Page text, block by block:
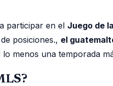
participar en el Juego de
posiciones., el
menos una temporada